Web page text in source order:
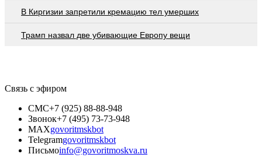
В Киргизии запретили кремацию тел умерших
Трамп назвал две убивающие Европу вещи
Связь с эфиром
СМС+7 (925) 88-88-948
Звонок+7 (495) 73-73-948
MAXgovoritmskbot
Telegramgovoritmskbot
Письмоinfo@govoritmoskva.ru